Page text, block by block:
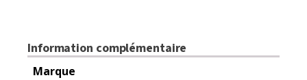
Information complémentaire
Marque